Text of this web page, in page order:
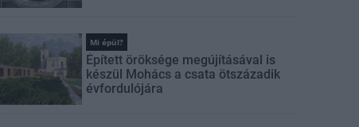
Mi épül?
Épített öröksége megújításával is
készül Mohács a csata ötszázadik
évfordulójára